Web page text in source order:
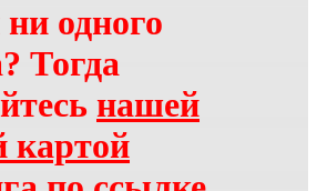
одного
Тогда
нашей
картой